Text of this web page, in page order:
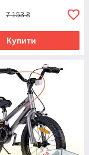
7 153 ₴
Купити